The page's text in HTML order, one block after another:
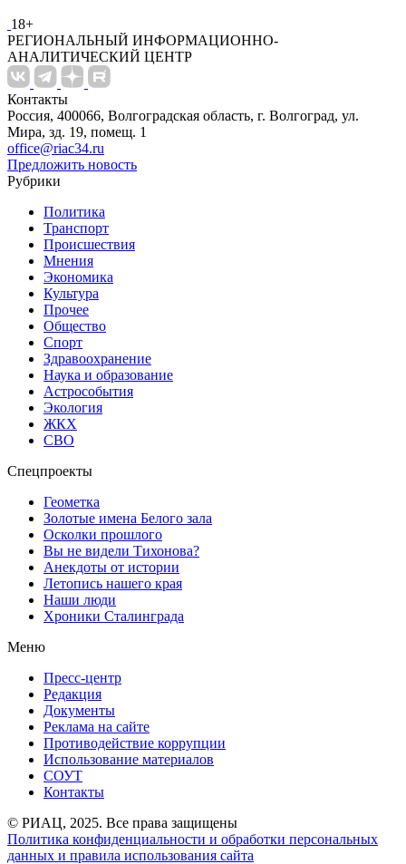
18+
РЕГИОНАЛЬНЫЙ ИНФОРМАЦИОННО-
АНАЛИТИЧЕСКИЙ ЦЕНТР
Контакты
Россия, 400066, Волгоградская область, г. Волгоград, ул.
Мира, зд. 19, помещ. 1
office@riac34.ru
Предложить новость
Рубрики
Политика
Транспорт
Происшествия
Мнения
Экономика
Культура
Прочее
Общество
Спорт
Здравоохранение
Наука и образование
Астрособытия
Экология
ЖКХ
СВО
Спецпроекты
Геометка
Золотые имена Белого зала
Осколки прошлого
Вы не видели Тихонова?
Анекдоты от истории
Летопись нашего края
Наши люди
Хроники Сталинграда
Меню
Пресс-центр
Редакция
Документы
Реклама на сайте
Противодействие коррупции
Использование материалов
СОУТ
Контакты
© РИАЦ, 2025. Все права защищены
Политика конфиденциальности и обработки персональных
данных и правила использования сайта